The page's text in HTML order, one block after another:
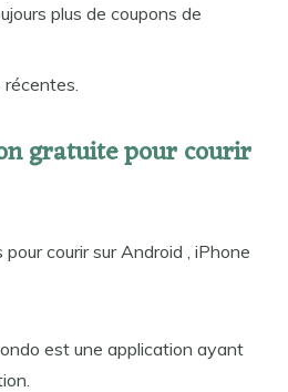
plus de coupons de
récentes.
gratuite pour courir
courir sur Android , iPhone
est une application ayant